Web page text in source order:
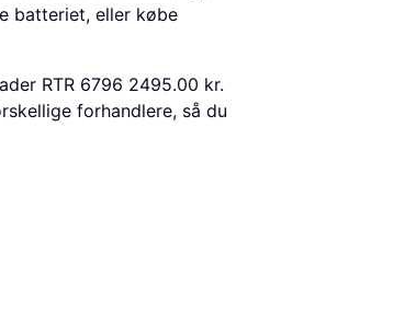
batteriet, eller købe
RTR 6796 2495.00 kr.
forhandlere, så du